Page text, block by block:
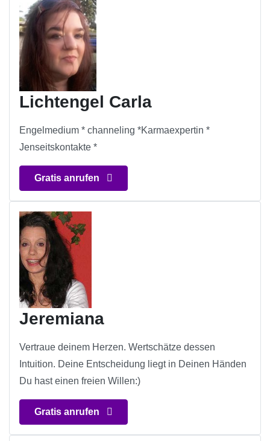
Lichtengel Carla
Engelmedium * channeling *Karmaexpertin *
Jenseitskontakte *
Gratis anrufen
Jeremiana
Vertraue deinem Herzen. Wertschätze dessen
Intuition. Deine Entscheidung liegt in Deinen Händen
Du hast einen freien Willen:)
Gratis anrufen